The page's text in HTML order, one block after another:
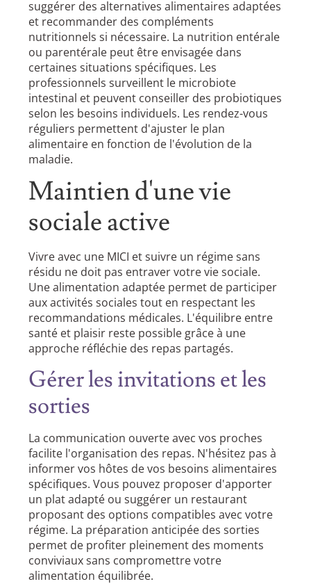
suggérer des alternatives alimentaires adaptées
et recommander des compléments
nutritionnels si nécessaire. La nutrition entérale
ou parentérale peut être envisagée dans
certaines situations spécifiques. Les
professionnels surveillent le microbiote
intestinal et peuvent conseiller des probiotiques
selon les besoins individuels. Les rendez-vous
réguliers permettent d'ajuster le plan
alimentaire en fonction de l'évolution de la
maladie.
Maintien d'une vie
sociale active
Vivre avec une MICI et suivre un régime sans
résidu ne doit pas entraver votre vie sociale.
Une alimentation adaptée permet de participer
aux activités sociales tout en respectant les
recommandations médicales. L'équilibre entre
santé et plaisir reste possible grâce à une
approche réfléchie des repas partagés.
Gérer les invitations et les
sorties
La communication ouverte avec vos proches
facilite l'organisation des repas. N'hésitez pas à
informer vos hôtes de vos besoins alimentaires
spécifiques. Vous pouvez proposer d'apporter
un plat adapté ou suggérer un restaurant
proposant des options compatibles avec votre
régime. La préparation anticipée des sorties
permet de profiter pleinement des moments
conviviaux sans compromettre votre
alimentation équilibrée.